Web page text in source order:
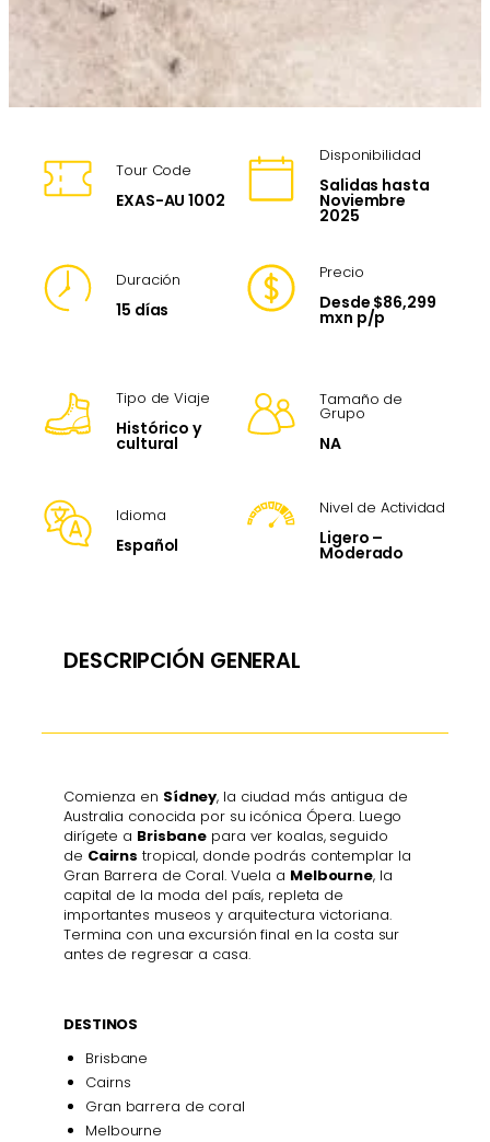
Tour Code
EXAS-AU 1002
Disponibilidad
Salidas hasta
Noviembre
2025
Duración
15 días
Precio
Desde $86,299
mxn p/p
Tipo de Viaje
Histórico y
cultural
Tamaño de
Grupo
NA
Idioma
Español
Nivel de Actividad
Ligero –
Moderado
DESCRIPCIÓN GENERAL
Comienza en Sídney, la ciudad más antigua de
Australia conocida por su icónica Ópera. Luego
dirígete a Brisbane para ver koalas, seguido
de Cairns tropical, donde podrás contemplar la
Gran Barrera de Coral. Vuela a Melbourne, la
capital de la moda del país, repleta de
importantes museos y arquitectura victoriana.
Termina con una excursión final en la costa sur
antes de regresar a casa.
DESTINOS
Brisbane
Cairns
Gran barrera de coral
Melbourne